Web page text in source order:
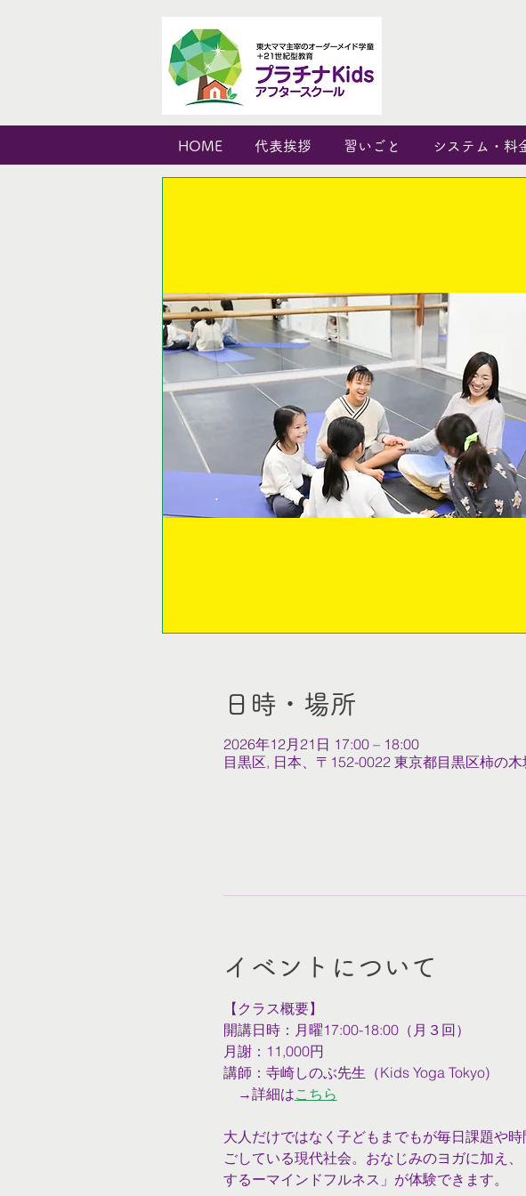
HOME 代表挨拶 習いごと システム・料
日時・場所
2026年12月21日 17:00 – 18:00
目黒区, 日本、〒152-0022 東京都目黒区柿の
イベントについて
【クラス概要】
開講日時：月曜17:00-18:00（月３回）
月謝：11,000円
講師：寺崎しのぶ先生（Kids Yoga Tokyo)
→詳細はこちら
大人だけではなく子どもまでもが毎日課題や
ごしている現代社会。おなじみのヨガに加え
するーマインドフルネス」が体験できます。